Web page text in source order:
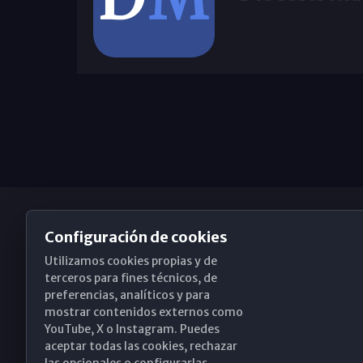
Obispado de Málaga
Santa María, 18-20. 29015 Málaga
Configuración de cookies
Utilizamos cookies propias y de
terceros para fines técnicos, de
preferencias, analíticos y para
mostrar contenidos externos como
YouTube, X o Instagram. Puedes
aceptar todas las cookies, rechazar